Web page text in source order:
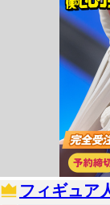
フィギュア